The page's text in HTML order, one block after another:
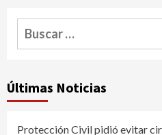
Buscar:
Últimas Noticias
Protección Civil pidió evitar